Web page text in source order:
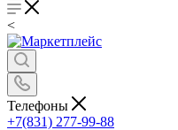
<
Телефоны
+7(831) 277-99-88